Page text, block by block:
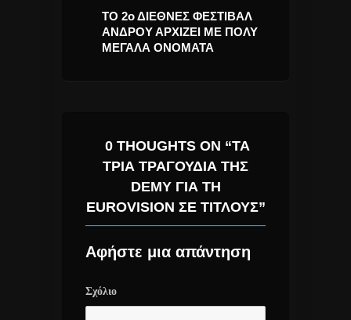
ΤΟ 2ο ΔΙΕΘΝΕΣ ΦΕΣΤΙΒΑΛ
ΑΝΔΡΟΥ ΑΡΧΙΖΕΙ ΜΕ ΠΟΛΥ
ΜΕΓΑΛΑ ΟΝΟΜΑΤΑ
0 THOUGHTS ON “ΤΑ
ΤΡΊΑ ΤΡΑΓΟΎΔΙΑ ΤΗΣ
DEMY ΓΙΑ ΤΗ
EUROVISION ΣΕ ΤΊΤΛΟΥΣ”
Αφήστε μια απάντηση
Σχόλιο